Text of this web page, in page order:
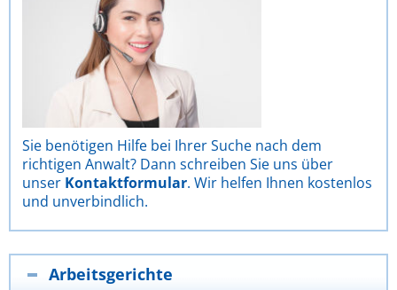
Sie benötigen Hilfe bei Ihrer Suche nach dem
richtigen Anwalt? Dann schreiben Sie uns über
unser Kontaktformular. Wir helfen Ihnen kostenlos
und unverbindlich.
Arbeitsgerichte